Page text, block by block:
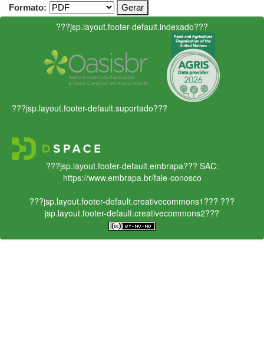
Formato:
???jsp.layout.footer-default.indexado???
???jsp.layout.footer-default.suportado???
???jsp.layout.footer-default.embrapa??? SAC:
https://www.embrapa.br/fale-conosco
???jsp.layout.footer-default.creativecommons1??? ???
jsp.layout.footer-default.creativecommons2???